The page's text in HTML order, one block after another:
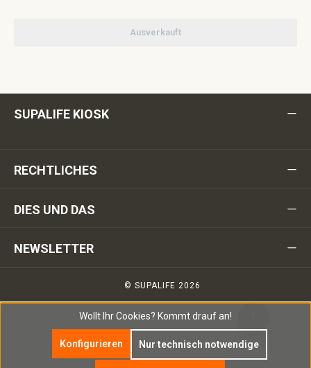
Ausverkauft
SUPALIFE KIOSK
RECHTLICHES
DIES UND DAS
NEWSLETTER
© SUPALIFE 2026
Wollt Ihr Cookies? Kommt drauf an!
Nur technisch notwendige
Konfigurieren